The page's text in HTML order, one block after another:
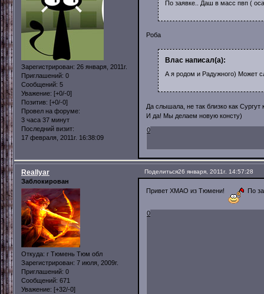
Зарегистрирован: 26 января, 2011г.
Приглашений: 0
Сообщений: 5
Уважение: [+0/-0]
Позитив: [+0/-0]
Провел на форуме:
3 часа 37 минут
Последний визит:
17 февраля, 2011г. 16:38:09
По заявке.. Даш в масс пвп (
Роба
Влас написал(а):
А я родом и Радужного) Может
Да слышала, не так близко как Сургут
И да! Мы делаем новую консту)
0
Поделиться26 января, 2011г. 14:57:28
Reallyar
Заблокирован
Откуда: г Тюмень Тюм обл
Зарегистрирован: 7 июля, 2009г.
Приглашений: 0
Сообщений: 671
Уважение: [+32/-0]
Привет ХМАО из Тюмени! По
0